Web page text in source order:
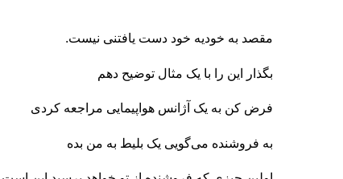
مقصد به خودیه خود دست یافتنی نیست.
بگذار این را با یک مثال توضیح دهم
فرض کن به یک آژانس هواپیمایی مراجعه کردی
به فروشنده می‌گویی یک بلیط به من بده